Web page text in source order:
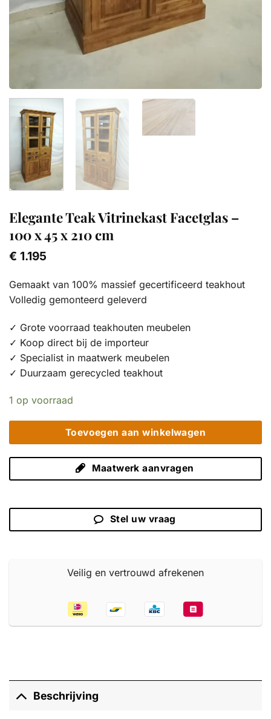
Elegante Teak Vitrinekast Facetglas –
100 x 45 x 210 cm
€ 1.195
Gemaakt van 100% massief gecertificeerd teakhout
Volledig gemonteerd geleverd
✓ Grote voorraad teakhouten meubelen
✓ Koop direct bij de importeur
✓ Specialist in maatwerk meubelen
✓ Duurzaam gerecycled teakhout
1 op voorraad
Toevoegen aan winkelwagen
Maatwerk aanvragen
Stel uw vraag
Veilig en vertrouwd afrekenen
Beschrijving